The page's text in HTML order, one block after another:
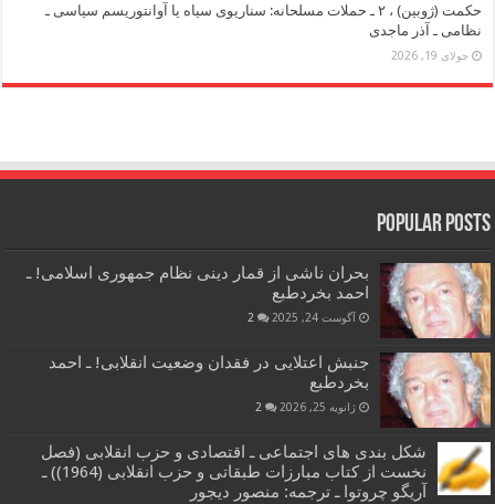
حکمت (ژوبین) ، ۲ ـ حملات مسلحانه: سناریوی سیاه یا آوانتوریسم سیاسی ـ
نظامی ـ آذر ماجدی
جولای 19, 2026
Popular Posts
بحران ناشی از قمار دینی نظام جمهوری اسلامی! ـ
احمد بخردطبع
آگوست 24, 2025 2
جنبش اعتلایی در فقدان وضعیت انقلابی! ـ احمد
بخردطبع
ژانویه 25, 2026 2
شکل بندی های اجتماعی ـ اقتصادی و حزب انقلابی (فصل
نخست از کتاب مبارزات طبقاتی و حزب انقلابی (1964)) ـ
آریگو چروتوا ـ ترجمه: منصور دیجور